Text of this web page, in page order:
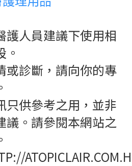
護人員建議下使用相
或診斷，請向你的專
只供參考之用，並非
議。請參閱本網站之